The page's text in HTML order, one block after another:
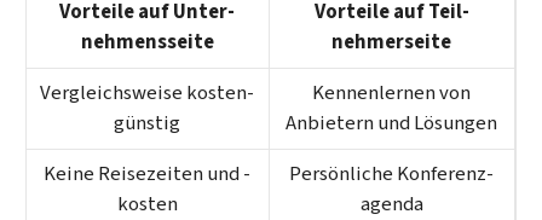
Vorteile auf Unter­
nehmens­seite
Vorteile auf Teil­
nehmer­seite
Vergleichsweise kosten­
günstig
Kennenlernen von
Anbietern und Lösungen
Keine Reisezeiten und -
kosten
Persönliche Konferenz­
agenda